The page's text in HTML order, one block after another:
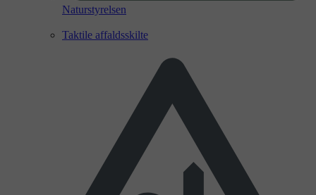
Naturstyrelsen
Taktile affaldsskilte